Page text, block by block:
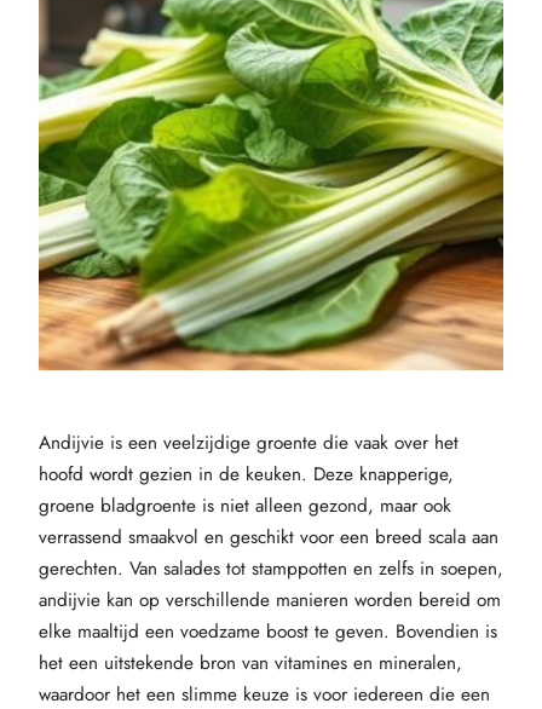
Andijvie is een veelzijdige groente die vaak over het
hoofd wordt gezien in de keuken. Deze knapperige,
groene bladgroente is niet alleen gezond, maar ook
verrassend smaakvol en geschikt voor een breed scala aan
gerechten. Van salades tot stamppotten en zelfs in soepen,
andijvie kan op verschillende manieren worden bereid om
elke maaltijd een voedzame boost te geven. Bovendien is
het een uitstekende bron van vitamines en mineralen,
waardoor het een slimme keuze is voor iedereen die een